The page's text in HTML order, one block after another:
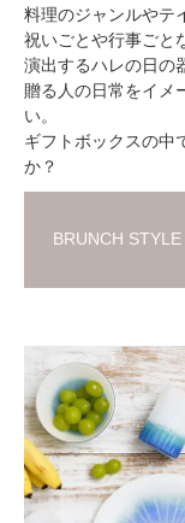
料理のジャンルやテ
祝いごとや行事ごと
演出するハレの日の
贈る人の日常をイメ
い。
ギフトボックスの中
か？
BRUNCH STYLE